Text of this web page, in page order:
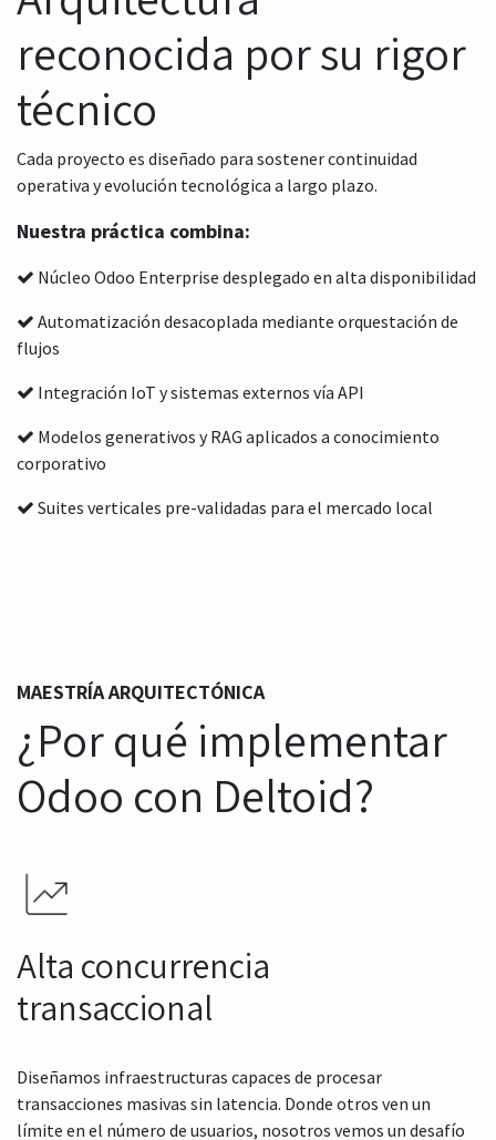
reconocida por su rigor
técnico
Cada proyecto es diseñado para sostener continuidad
operativa y evolución tecnológica a largo plazo.
Nuestra práctica combina:
Núcleo Odoo Enterprise desplegado en alta disponibilidad
Automatización desacoplada mediante orquestación de
flujos
Integración IoT y sistemas externos vía API
Modelos generativos y RAG aplicados a conocimiento
corporativo
Suites verticales pre-validadas para el mercado local
MAESTRÍA ARQUITECTÓNICA
¿Por qué implementar
Odoo con Deltoid?
Alta concurrencia
transaccional
Diseñamos infraestructuras capaces de procesar
transacciones masivas sin latencia. Donde otros ven un
límite en el número de usuarios, nosotros vemos un desafío